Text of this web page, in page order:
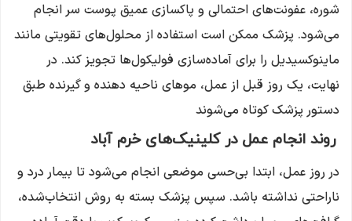
شوره، عفونت‌های احتمالی و پاکسازی عمیق پوست سر انجام
می‌شود. پزشک ممکن است استفاده از محلول‌های تقویتی مانند
ماینوکسیدیل را برای آماده‌سازی فولیکول‌ها تجویز کند. در
نهایت، یک روز قبل از عمل، موهای ناحیه دهنده و گیرنده طبق
دستور پزشک کوتاه می‌شوند
روند انجام عمل در کلینیک‌های خرم آباد
در روز عمل، ابتدا بی‌حسی موضعی انجام می‌شود تا بیمار درد و
ناراحتی نداشته باشد. سپس پزشک بسته به روش انتخاب‌شده،